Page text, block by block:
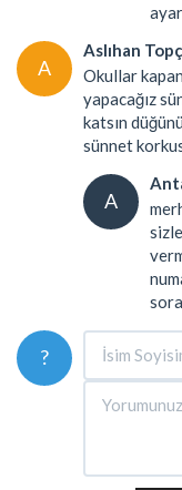
A
Aslıhan
Okullar
yapacağız
katsın
sünnet
A
?